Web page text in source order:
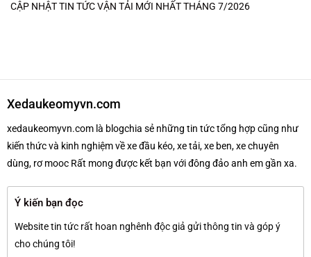
CẬP NHẬT TIN TỨC VẬN TẢI MỚI NHẤT THÁNG 7/2026
Xedaukeomyvn.com
xedaukeomyvn.com là blogchia sẻ những tin tức tổng hợp cũng như
kiến thức và kinh nghiệm về xe đầu kéo, xe tải, xe ben, xe chuyên
dùng, rơ mooc Rất mong được kết bạn với đông đảo anh em gần xa.
Ý kiến bạn đọc
Website tin tức rất hoan nghênh độc giả gửi thông tin và góp ý
cho chúng tôi!